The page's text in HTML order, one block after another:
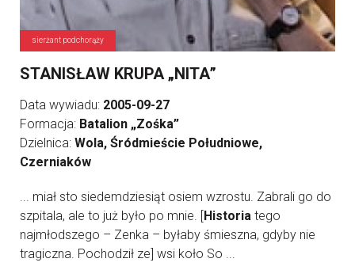
sierżant podchorąży
STANISŁAW KRUPA „NITA”
Data wywiadu: 2005-09-27
Formacja: Batalion „Zośka”
Dzielnica: Wola, Śródmieście Południowe,
Czerniaków
... miał sto siedemdziesiąt osiem wzrostu. Zabrali go do
szpitala, ale to już było po mnie. [Historia tego
najmłodszego – Zenka – byłaby śmieszna, gdyby nie
tragiczna. Pochodził ze] wsi koło So ...